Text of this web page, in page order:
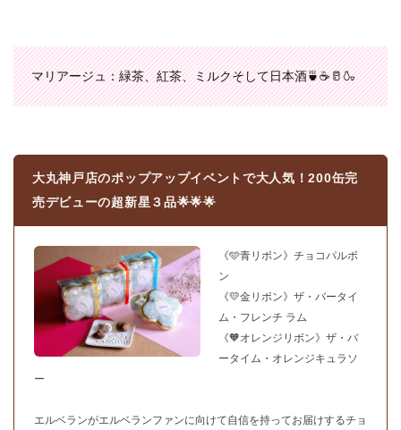
マリアージュ：緑茶、紅茶、ミルクそして日本酒🍵☕️🥛🍶
大丸神戸店のポップアップイベントで大人気！200缶完
売デビューの超新星３品🌟🌟🌟
《🩵青リボン》チョコパルボ
ン
《💛金リボン》ザ・バータイ
ム・フレンチ ラム
《🧡オレンジリボン》ザ・バ
ータイム・オレンジキュラソ
ー
エルベランがエルベランファンに向けて自信を持ってお届けするチョ